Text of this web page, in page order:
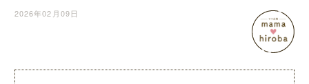
2026年02月09日